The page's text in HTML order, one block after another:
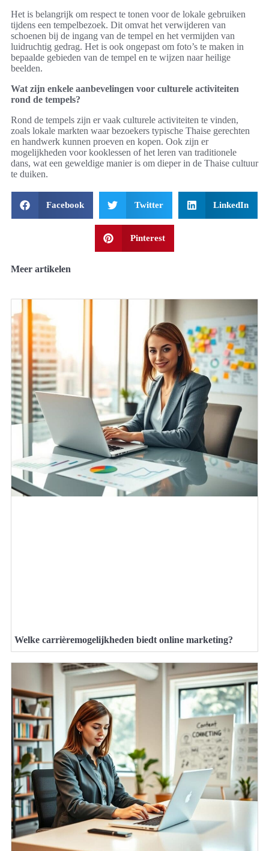
Het is belangrijk om respect te tonen voor de lokale gebruiken
tijdens een tempelbezoek. Dit omvat het verwijderen van
schoenen bij de ingang van de tempel en het vermijden van
luidruchtig gedrag. Het is ook ongepast om foto’s te maken in
bepaalde gebieden van de tempel en te wijzen naar heilige
beelden.
Wat zijn enkele aanbevelingen voor culturele activiteiten
rond de tempels?
Rond de tempels zijn er vaak culturele activiteiten te vinden,
zoals lokale markten waar bezoekers typische Thaise gerechten
en handwerk kunnen proeven en kopen. Ook zijn er
mogelijkheden voor kooklessen of het leren van traditionele
dans, wat een geweldige manier is om dieper in de Thaise cultuur
te duiken.
Facebook Twitter LinkedIn
Pinterest
Meer artikelen
Welke carrièremogelijkheden biedt online marketing?